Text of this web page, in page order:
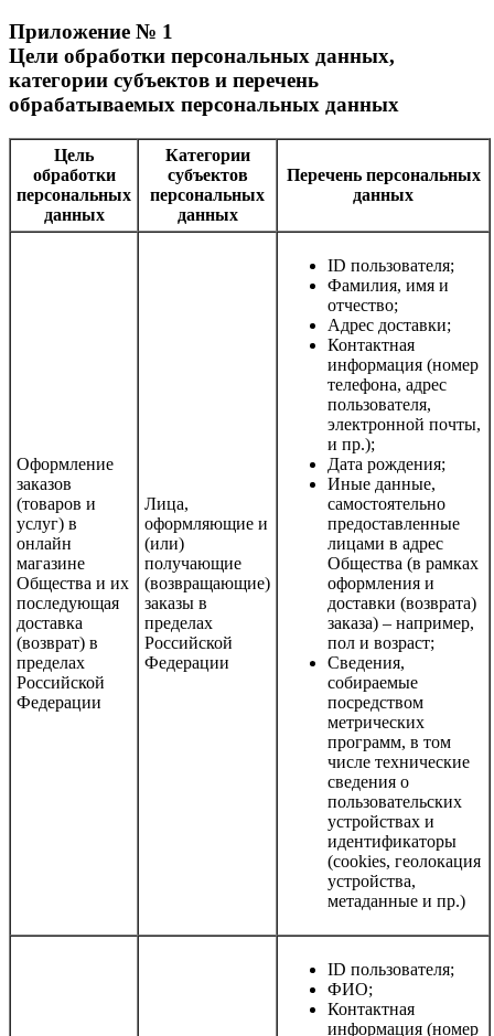
Приложение № 1
Цели обработки персональных данных,
категории субъектов и перечень
обрабатываемых персональных данных
Цель
обработки
персональных
данных
Категории
субъектов
персональных
данных
Перечень персональных
данных
Оформление
заказов
(товаров и
услуг) в
онлайн
магазине
Общества и их
последующая
доставка
(возврат) в
пределах
Российской
Федерации
Лица,
оформляющие и
(или)
получающие
(возвращающие)
заказы в
пределах
Российской
Федерации
ID пользователя;
Фамилия, имя и
отчество;
Адрес доставки;
Контактная
информация (номер
телефона, адрес
пользователя,
электронной почты,
и пр.);
Дата рождения;
Иные данные,
самостоятельно
предоставленные
лицами в адрес
Общества (в рамках
оформления и
доставки (возврата)
заказа) – например,
пол и возраст;
Сведения,
собираемые
посредством
метрических
программ, в том
числе технические
сведения о
пользовательских
устройствах и
идентификаторы
(cookies, геолокация
устройства,
метаданные и пр.)
ID пользователя;
ФИО;
Контактная
информация (номер